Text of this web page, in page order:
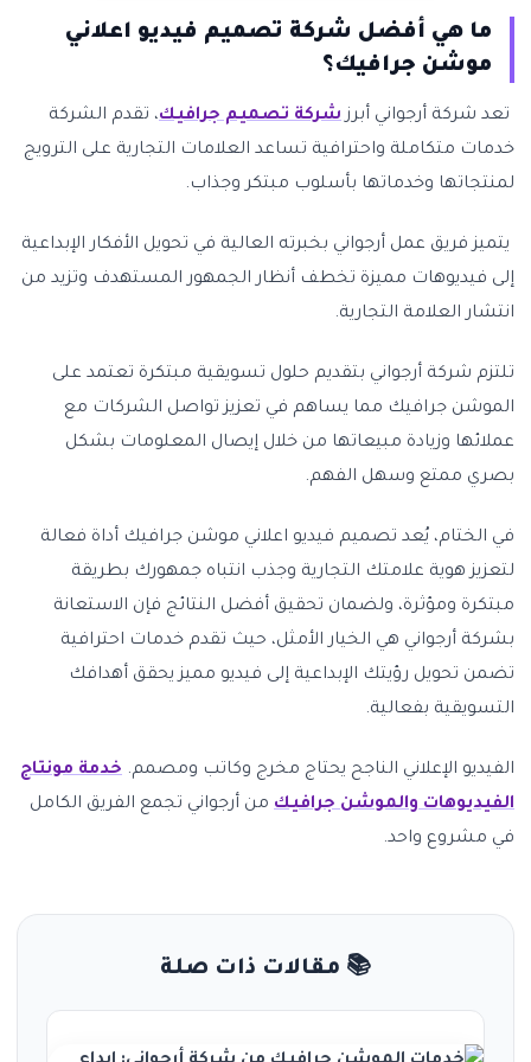
ما هي أفضل شركة تصميم فيديو اعلاني
موشن جرافيك؟
تعد شركة أرجواني أبرزشركة تصميم جرافيك، تقدم الشركة
خدمات متكاملة واحترافية تساعد العلامات التجارية على الترويج
لمنتجاتها وخدماتها بأسلوب مبتكر وجذاب.
يتميز فريق عمل أرجواني بخبرته العالية في تحويل الأفكار الإبداعية
إلى فيديوهات مميزة تخطف أنظار الجمهور المستهدف وتزيد من
انتشار العلامة التجارية.
تلتزم شركة أرجواني بتقديم حلول تسويقية مبتكرة تعتمد على
الموشن جرافيك مما يساهم في تعزيز تواصل الشركات مع
عملائها وزيادة مبيعاتها من خلال إيصال المعلومات بشكل
بصري ممتع وسهل الفهم.
في الختام، يُعد تصميم فيديو اعلاني موشن جرافيك أداة فعالة
لتعزيز هوية علامتك التجارية وجذب انتباه جمهورك بطريقة
مبتكرة ومؤثرة، ولضمان تحقيق أفضل النتائج فإن الاستعانة
بشركة أرجواني هي الخيار الأمثل، حيث تقدم خدمات احترافية
تضمن تحويل رؤيتك الإبداعية إلى فيديو مميز يحقق أهدافك
التسويقية بفعالية.
الفيديو الإعلاني الناجح يحتاج مخرج وكاتب ومصمم. خدمة مونتاج
الفيديوهات والموشن جرافيك من أرجواني تجمع الفريق الكامل
في مشروع واحد.
📚 مقالات ذات صلة